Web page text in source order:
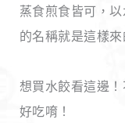
蒸食煎食皆可，
的名稱就是這樣來
想買水餃看這邊
好吃唷！